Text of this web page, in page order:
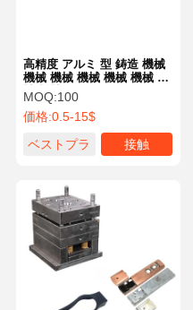
高精度 アルミ 型 鋳造 機械
機械 機械 機械 機械 機械 機
械 機械
MOQ:100
価格:0.5-15$
ベストプラ
接触